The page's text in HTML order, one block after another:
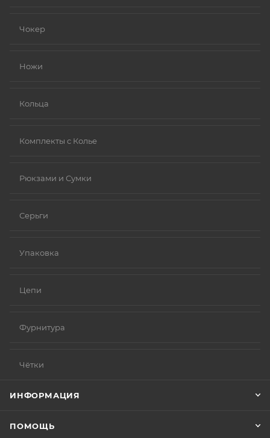
Чокер
Ножи
Кольца
Комплекты с Колье
Рюкзами и Сумки
Серьги
Упаковка
Цепи
Фурнитура
Чётки
ИНФОРМАЦИЯ
ПОМОЩЬ